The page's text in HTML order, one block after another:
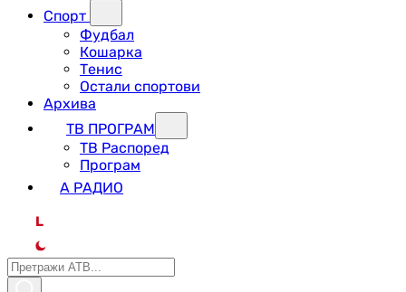
Спорт
Фудбал
Кошарка
Тенис
Остали спортови
Архива
ТВ ПРОГРАМ
ТВ Распоред
Програм
А РАДИО
L